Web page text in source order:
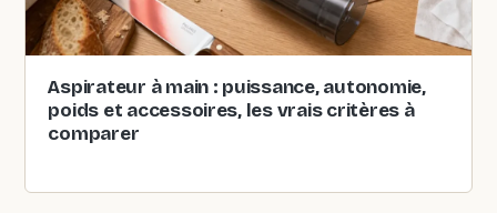
Aspirateur à main : puissance, autonomie,
poids et accessoires, les vrais critères à
comparer